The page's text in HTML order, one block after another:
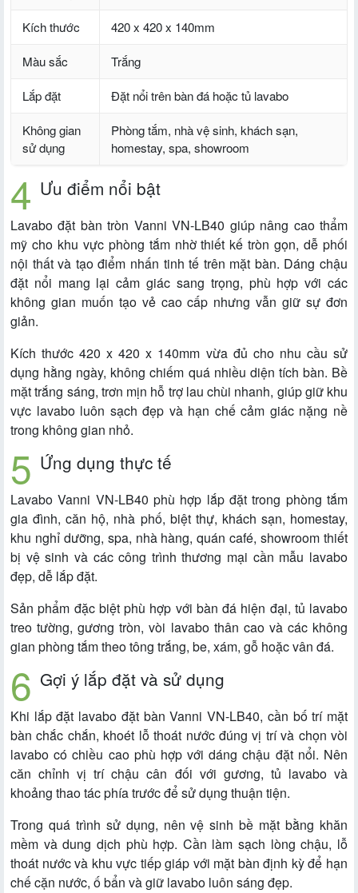
Kích thước 420 x 420 x 140mm
Màu sắc Trắng
Lắp đặt Đặt nổi trên bàn đá hoặc tủ lavabo
Không gian
sử dụng
Phòng tắm, nhà vệ sinh, khách sạn,
homestay, spa, showroom
Ưu điểm nổi bật
Lavabo đặt bàn tròn Vanni VN-LB40 giúp nâng cao thẩm
mỹ cho khu vực phòng tắm nhờ thiết kế tròn gọn, dễ phối
nội thất và tạo điểm nhấn tinh tế trên mặt bàn. Dáng chậu
đặt nổi mang lại cảm giác sang trọng, phù hợp với các
không gian muốn tạo vẻ cao cấp nhưng vẫn giữ sự đơn
giản.
Kích thước 420 x 420 x 140mm vừa đủ cho nhu cầu sử
dụng hằng ngày, không chiếm quá nhiều diện tích bàn. Bề
mặt trắng sáng, trơn mịn hỗ trợ lau chùi nhanh, giúp giữ khu
vực lavabo luôn sạch đẹp và hạn chế cảm giác nặng nề
trong không gian nhỏ.
Ứng dụng thực tế
Lavabo Vanni VN-LB40 phù hợp lắp đặt trong phòng tắm
gia đình, căn hộ, nhà phố, biệt thự, khách sạn, homestay,
khu nghỉ dưỡng, spa, nhà hàng, quán café, showroom thiết
bị vệ sinh và các công trình thương mại cần mẫu lavabo
đẹp, dễ lắp đặt.
Sản phẩm đặc biệt phù hợp với bàn đá hiện đại, tủ lavabo
treo tường, gương tròn, vòi lavabo thân cao và các không
gian phòng tắm theo tông trắng, be, xám, gỗ hoặc vân đá.
Gợi ý lắp đặt và sử dụng
Khi lắp đặt lavabo đặt bàn Vanni VN-LB40, cần bố trí mặt
bàn chắc chắn, khoét lỗ thoát nước đúng vị trí và chọn vòi
lavabo có chiều cao phù hợp với dáng chậu đặt nổi. Nên
căn chỉnh vị trí chậu cân đối với gương, tủ lavabo và
khoảng thao tác phía trước để sử dụng thuận tiện.
Trong quá trình sử dụng, nên vệ sinh bề mặt bằng khăn
mềm và dung dịch phù hợp. Cần làm sạch lòng chậu, lỗ
thoát nước và khu vực tiếp giáp với mặt bàn định kỳ để hạn
chế cặn nước, ố bẩn và giữ lavabo luôn sáng đẹp.